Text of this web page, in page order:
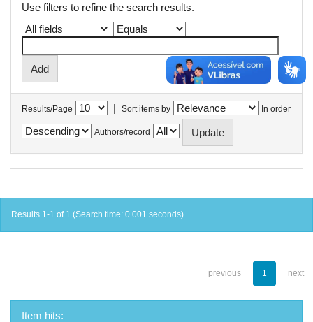
Use filters to refine the search results.
Results/Page | Sort items by In order
Authors/record
Results 1-1 of 1 (Search time: 0.001 seconds).
previous 1 next
Item hits: